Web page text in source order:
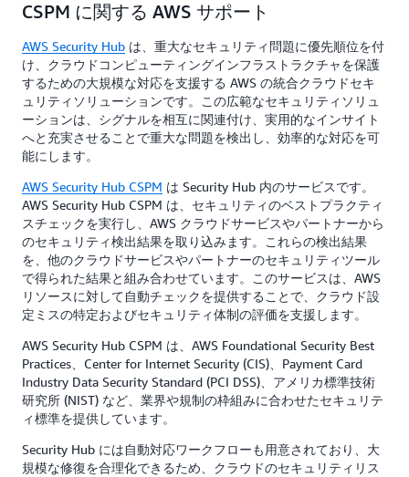
CSPM に関する AWS サポート
AWS Security Hub は、重大なセキュリティ問題に優先順位を付
け、クラウドコンピューティングインフラストラクチャを保護
するための大規模な対応を支援する AWS の統合クラウドセキ
ュリティソリューションです。この広範なセキュリティソリュ
ーションは、シグナルを相互に関連付け、実用的なインサイト
へと充実させることで重大な問題を検出し、効率的な対応を可
能にします。
AWS Security Hub CSPM は Security Hub 内のサービスです。
AWS Security Hub CSPM は、セキュリティのベストプラクティ
スチェックを実行し、AWS クラウドサービスやパートナーから
のセキュリティ検出結果を取り込みます。これらの検出結果
を、他のクラウドサービスやパートナーのセキュリティツール
で得られた結果と組み合わせています。このサービスは、AWS
リソースに対して自動チェックを提供することで、クラウド設
定ミスの特定およびセキュリティ体制の評価を支援します。
AWS Security Hub CSPM は、AWS Foundational Security Best
Practices、Center for Internet Security (CIS)、Payment Card
Industry Data Security Standard (PCI DSS)、アメリカ標準技術
研究所 (NIST) など、業界や規制の枠組みに合わせたセキュリテ
ィ標準を提供しています。
Security Hub には自動対応ワークフローも用意されており、大
規模な修復を合理化できるため、クラウドのセキュリティリス